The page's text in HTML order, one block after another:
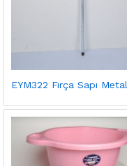
EYM322 Fırça Sapı Metal